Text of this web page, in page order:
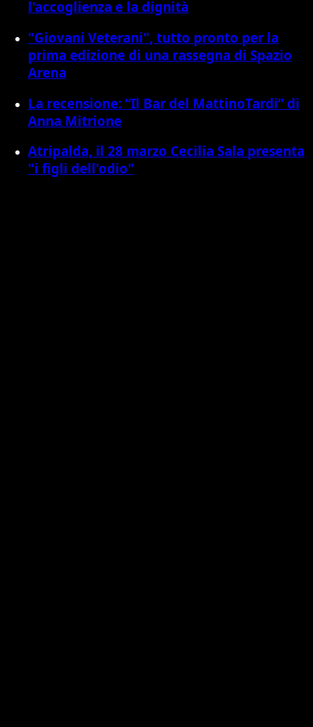
l'accoglienza e la dignità
"Giovani Veterani", tutto pronto per la
prima edizione di una rassegna di Spazio
Arena
La recensione: “Il Bar del MattinoTardi” di
Anna Mitrione
Atripalda, il 28 marzo Cecilia Sala presenta
"i figli dell'odio"